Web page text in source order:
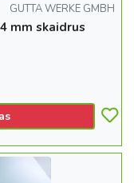
GUTTA WERKE GMBH
4 mm skaidrus